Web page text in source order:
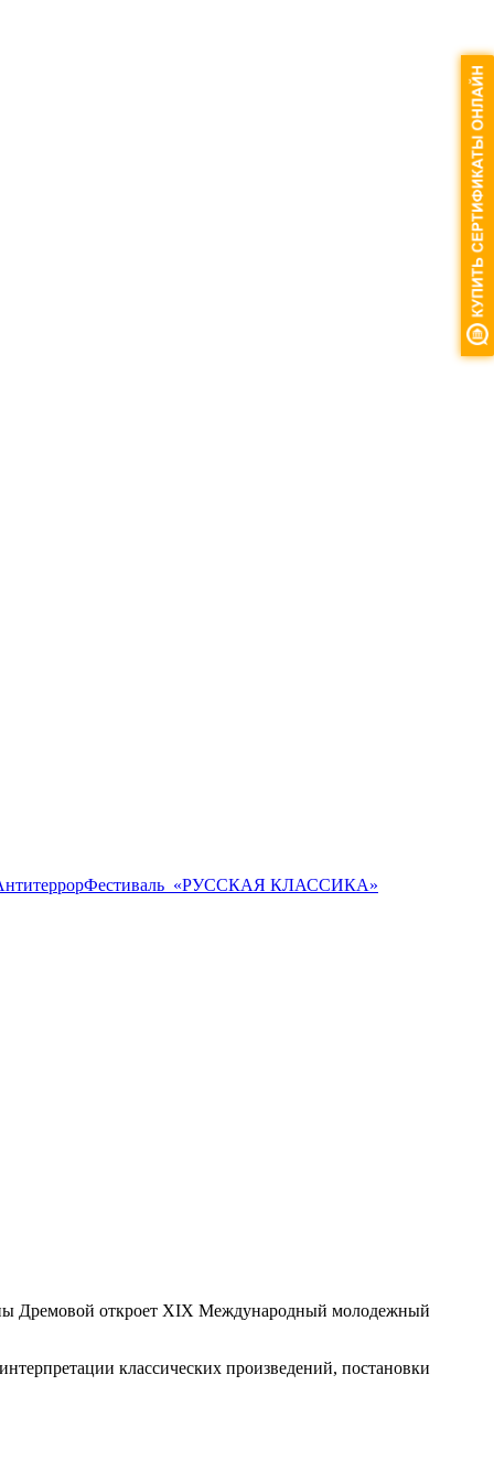
Фестиваль ​ «РУССКАЯ КЛАССИКА»
Дремовой откроет XIX Международный молодежный
классических произведений, постановки